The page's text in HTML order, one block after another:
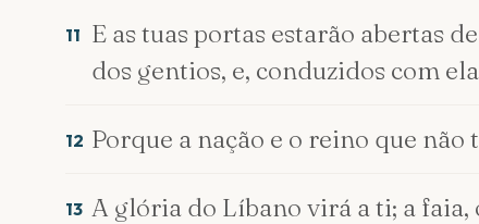
11 E as tuas portas estarão abertas
dos gentios, e, conduzidos com
12 Porque a nação e o reino que não
13 A glória do Líbano virá a ti; a